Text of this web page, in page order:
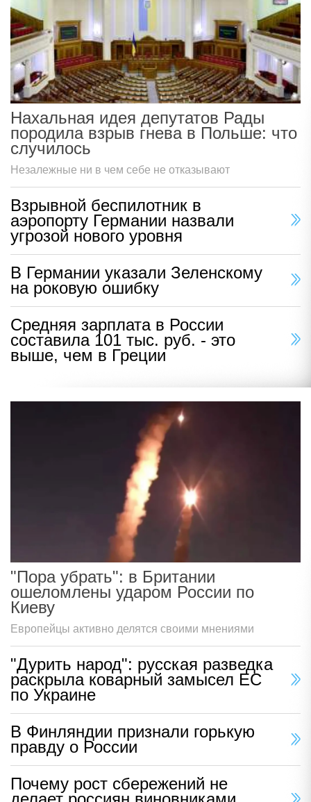
Нахальная идея депутатов Рады
породила взрыв гнева в Польше: что
случилось
Незалежные ни в чем себе не отказывают
Взрывной беспилотник в
аэропорту Германии назвали
угрозой нового уровня
В Германии указали Зеленскому
на роковую ошибку
Средняя зарплата в России
составила 101 тыс. руб. - это
выше, чем в Греции
"Пора убрать": в Британии
ошеломлены ударом России по
Киеву
Европейцы активно делятся своими мнениями
"Дурить народ": русская разведка
раскрыла коварный замысел ЕС
по Украине
В Финляндии признали горькую
правду о России
Почему рост сбережений не